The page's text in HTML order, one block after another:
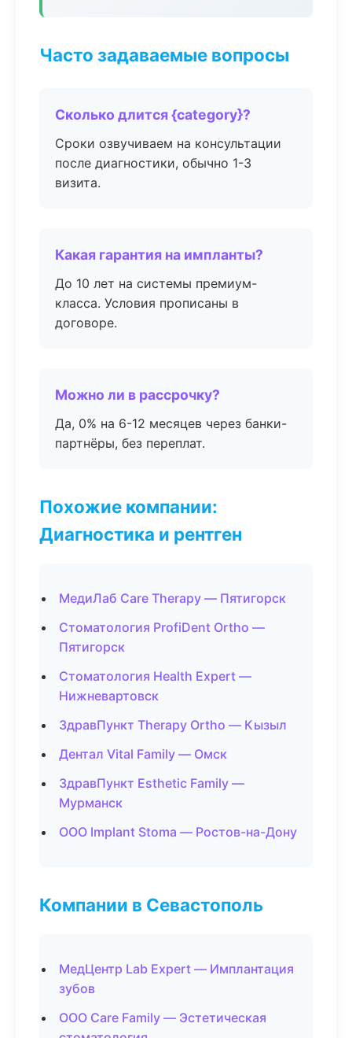
Часто задаваемые вопросы
Сколько длится {category}?
Сроки озвучиваем на консультации
после диагностики, обычно 1-3
визита.
Какая гарантия на импланты?
До 10 лет на системы премиум-
класса. Условия прописаны в
договоре.
Можно ли в рассрочку?
Да, 0% на 6-12 месяцев через банки-
партнёры, без переплат.
Похожие компании:
Диагностика и рентген
МедиЛаб Care Therapy — Пятигорск
Стоматология ProfiDent Ortho —
Пятигорск
Стоматология Health Expert —
Нижневартовск
ЗдравПункт Therapy Ortho — Кызыл
Дентал Vital Family — Омск
ЗдравПункт Esthetic Family —
Мурманск
ООО Implant Stoma — Ростов-на-Дону
Компании в Севастополь
МедЦентр Lab Expert — Имплантация
зубов
ООО Care Family — Эстетическая